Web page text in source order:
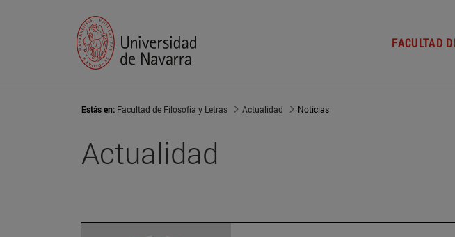
FACULTAD
Estás en: Facultad de Filosofía y Letras Actualidad Noticias
Actualidad